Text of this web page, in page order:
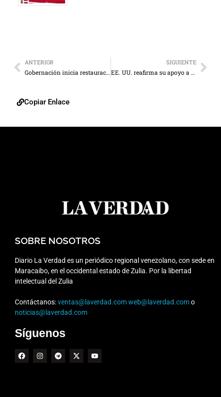
ANTERIOR
Gobernación inicia restauración del techo de la Catedral de Maracaibo
SIGUIENTE
EE. UU. reafirma su apoyo a una Venezuela “próspera y democrática” en el 5 de julio
Copiar Enlace
SOBRE NOSOTROS
Diario La Verdad es un periódico regional venezolano, con sede en
Maracaibo, en el occidental estado de Zulia. Por la libertad
intelectual del Zulia
Contáctanos:ventas@laverdad.comweb@laverdad.como
noticias@laverdad.com
Síguenos